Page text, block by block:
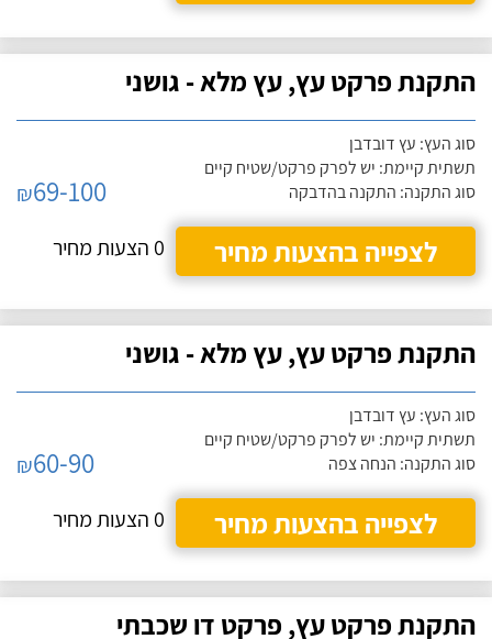
התקנת פרקט עץ, עץ מלא - גושני
סוג העץ: עץ דובדבן
תשתית קיימת: יש לפרק פרקט/שטיח קיים
סוג התקנה: התקנה בהדבקה
₪69-100
לצפייה בהצעות מחיר
0 הצעות מחיר
התקנת פרקט עץ, עץ מלא - גושני
סוג העץ: עץ דובדבן
תשתית קיימת: יש לפרק פרקט/שטיח קיים
סוג התקנה: הנחה צפה
₪60-90
לצפייה בהצעות מחיר
0 הצעות מחיר
התקנת פרקט עץ, פרקט דו שכבתי